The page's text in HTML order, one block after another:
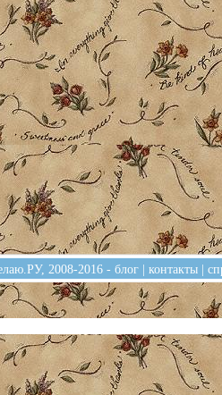
2008-2016 - блог | контакты |